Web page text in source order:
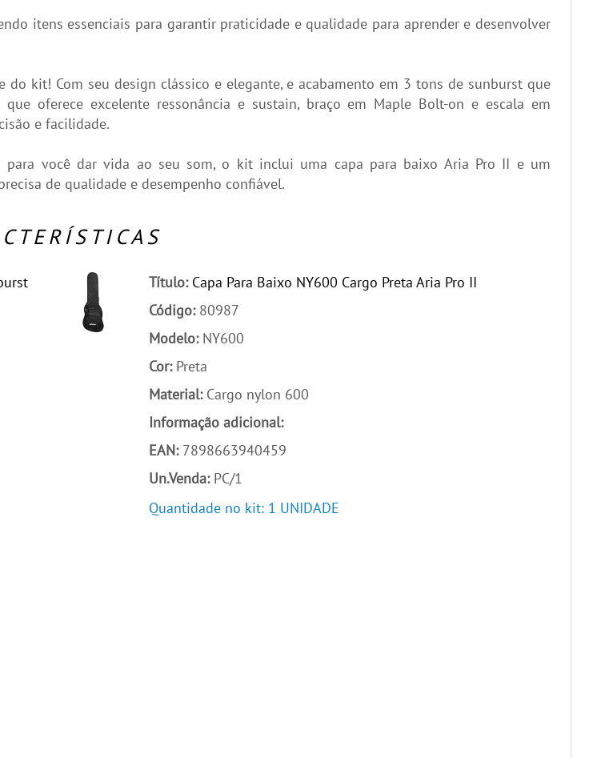
itens essenciais para garantir praticidade e qualidade para aprender e desenvolver
do kit! Com seu design clássico e elegante, e acabamento em 3 tons de sunburst que
oferece excelente ressonância e sustain, braço em Maple Bolt-on e escala em
e facilidade.
você dar vida ao seu som, o kit inclui uma capa para baixo Aria Pro II e um
de qualidade e desempenho confiável.
Título: Capa Para Baixo NY600 Cargo Preta Aria Pro II
Código: 80987
Modelo: NY600
Cor: Preta
Material: Cargo nylon 600
Informação adicional:
EAN: 7898663940459
Un.Venda: PC/1
Quantidade no kit: 1 UNIDADE